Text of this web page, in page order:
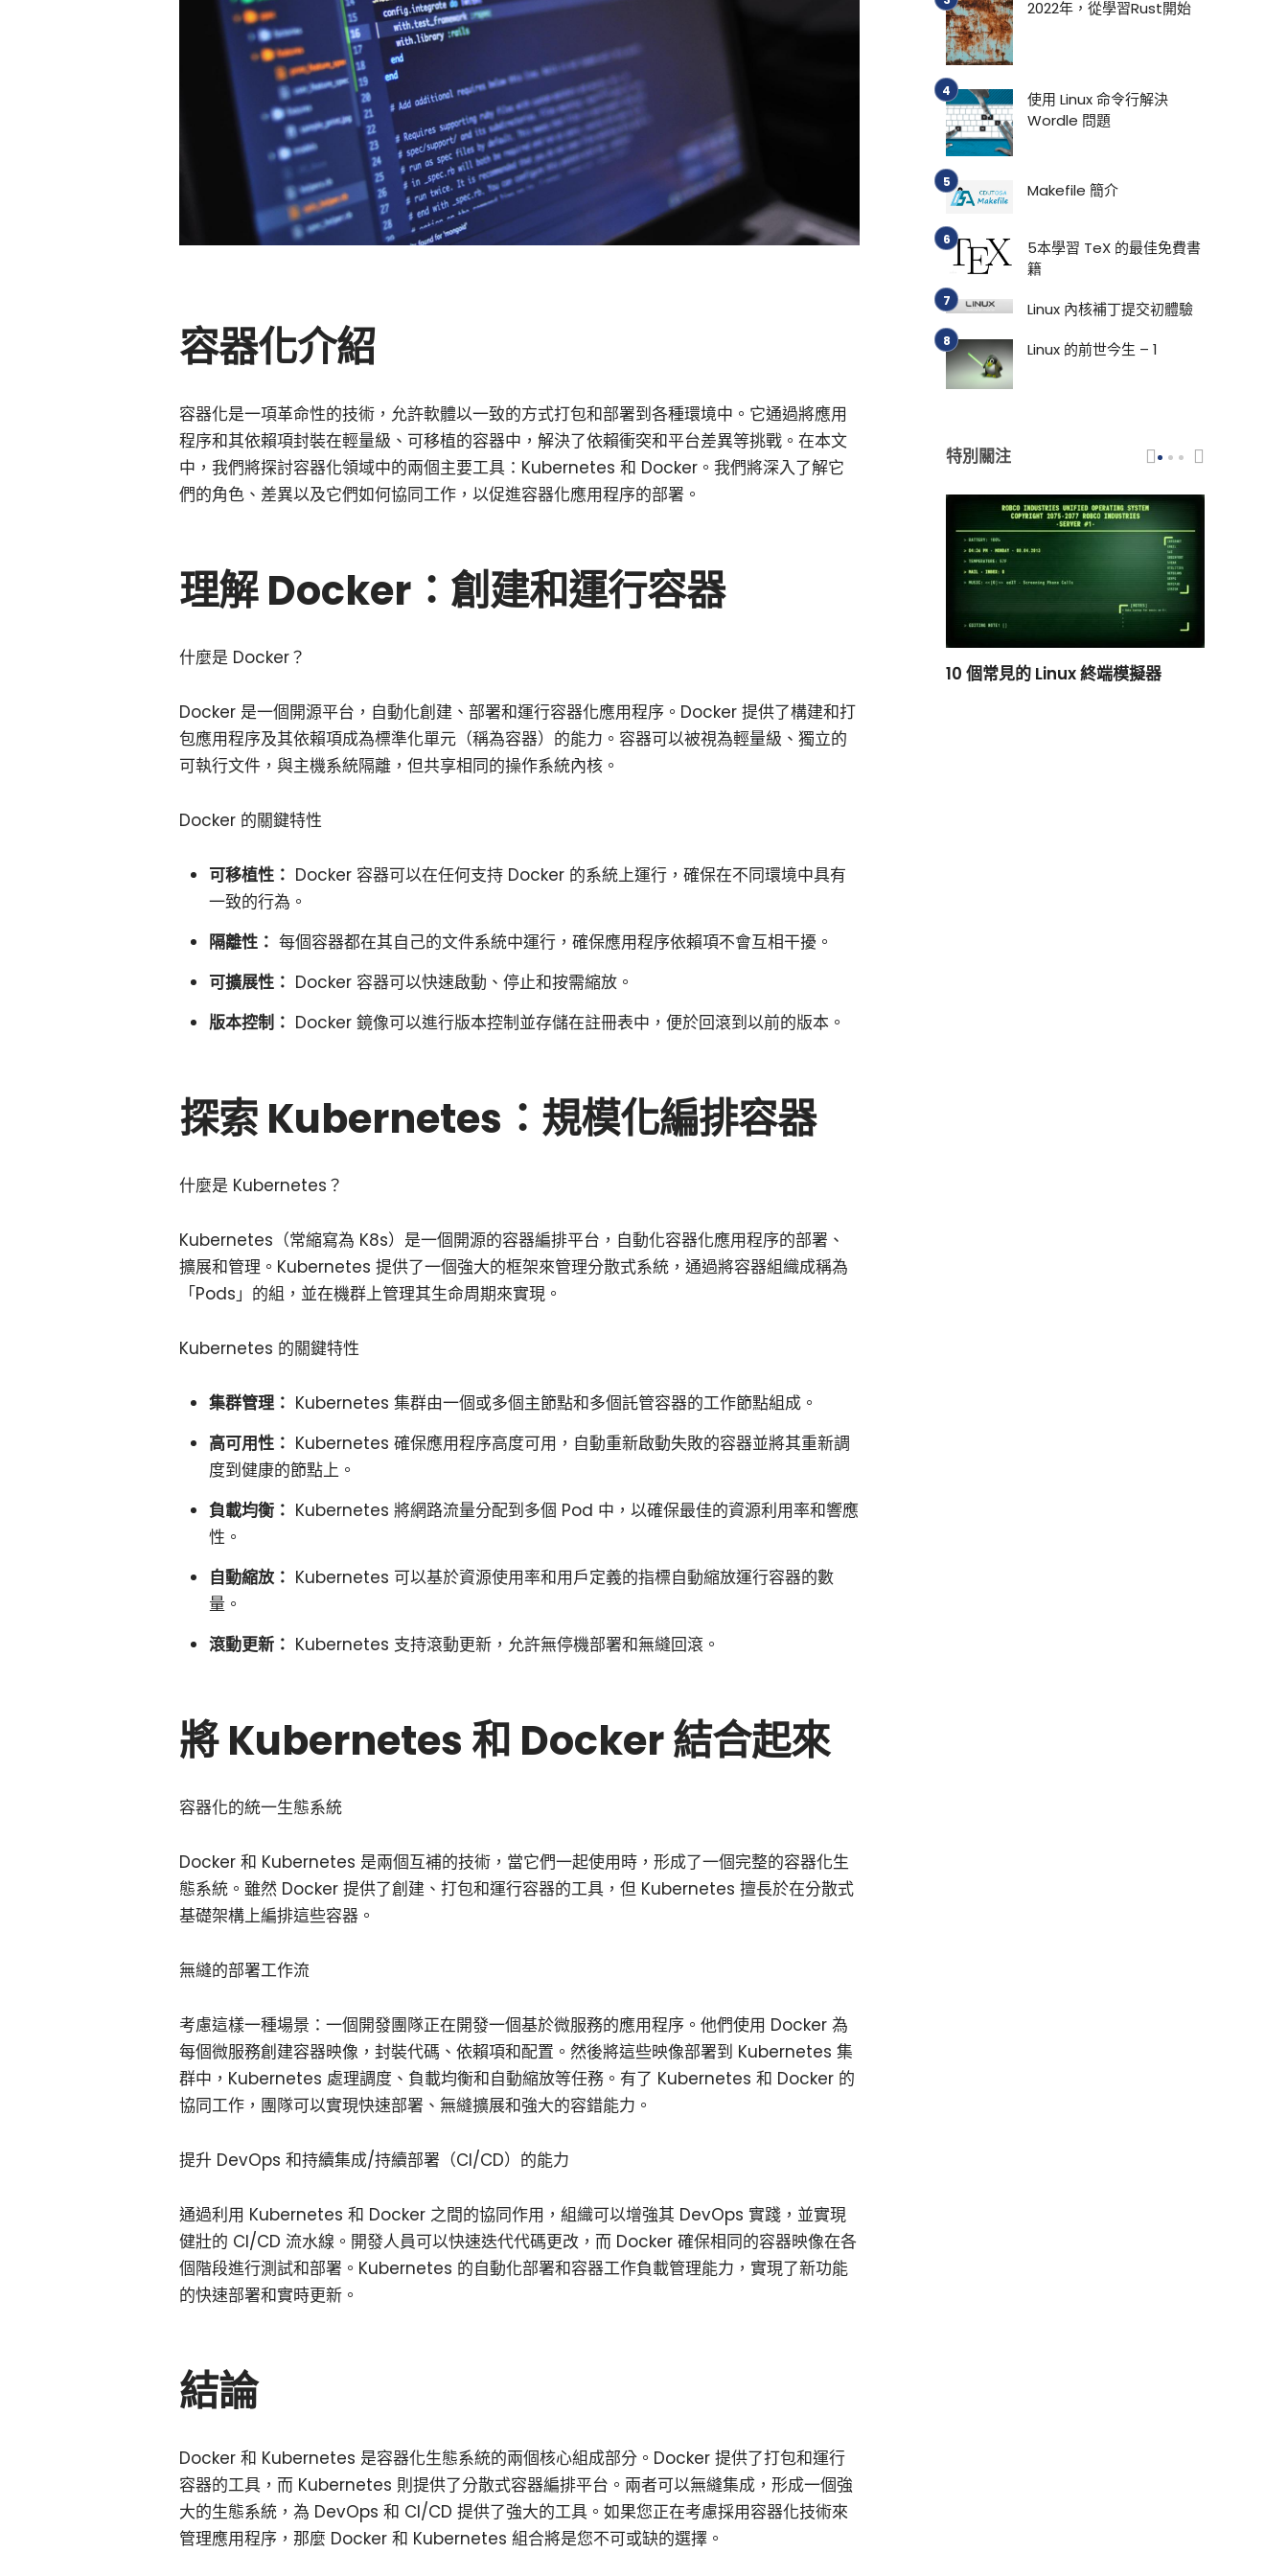
容器化介紹
容器化是一項革命性的技術，允許軟體以一致的方式打包和部署到各種環境中。它通過將應用
程序和其依賴項封裝在輕量級、可移植的容器中，解決了依賴衝突和平台差異等挑戰。在本文
中，我們將探討容器化領域中的兩個主要工具：Kubernetes 和 Docker。我們將深入了解它
們的角色、差異以及它們如何協同工作，以促進容器化應用程序的部署。
理解 Docker：創建和運行容器
什麼是 Docker？
Docker 是一個開源平台，自動化創建、部署和運行容器化應用程序。Docker 提供了構建和打
包應用程序及其依賴項成為標準化單元（稱為容器）的能力。容器可以被視為輕量級、獨立的
可執行文件，與主機系統隔離，但共享相同的操作系統內核。
Docker 的關鍵特性
可移植性： Docker 容器可以在任何支持 Docker 的系統上運行，確保在不同環境中具有
一致的行為。
隔離性： 每個容器都在其自己的文件系統中運行，確保應用程序依賴項不會互相干擾。
可擴展性： Docker 容器可以快速啟動、停止和按需縮放。
版本控制： Docker 鏡像可以進行版本控制並存儲在註冊表中，便於回滾到以前的版本。
探索 Kubernetes：規模化編排容器
什麼是 Kubernetes？
Kubernetes（常縮寫為 K8s）是一個開源的容器編排平台，自動化容器化應用程序的部署、
擴展和管理。Kubernetes 提供了一個強大的框架來管理分散式系統，通過將容器組織成稱為
「Pods」的組，並在機群上管理其生命周期來實現。
Kubernetes 的關鍵特性
集群管理： Kubernetes 集群由一個或多個主節點和多個託管容器的工作節點組成。
高可用性： Kubernetes 確保應用程序高度可用，自動重新啟動失敗的容器並將其重新調
度到健康的節點上。
負載均衡： Kubernetes 將網路流量分配到多個 Pod 中，以確保最佳的資源利用率和響應
性。
自動縮放： Kubernetes 可以基於資源使用率和用戶定義的指標自動縮放運行容器的數
量。
滾動更新： Kubernetes 支持滾動更新，允許無停機部署和無縫回滾。
將 Kubernetes 和 Docker 結合起來
容器化的統一生態系統
Docker 和 Kubernetes 是兩個互補的技術，當它們一起使用時，形成了一個完整的容器化生
態系統。雖然 Docker 提供了創建、打包和運行容器的工具，但 Kubernetes 擅長於在分散式
基礎架構上編排這些容器。
無縫的部署工作流
考慮這樣一種場景：一個開發團隊正在開發一個基於微服務的應用程序。他們使用 Docker 為
每個微服務創建容器映像，封裝代碼、依賴項和配置。然後將這些映像部署到 Kubernetes 集
群中，Kubernetes 處理調度、負載均衡和自動縮放等任務。有了 Kubernetes 和 Docker 的
協同工作，團隊可以實現快速部署、無縫擴展和強大的容錯能力。
提升 DevOps 和持續集成/持續部署（CI/CD）的能力
通過利用 Kubernetes 和 Docker 之間的協同作用，組織可以增強其 DevOps 實踐，並實現
健壯的 CI/CD 流水線。開發人員可以快速迭代代碼更改，而 Docker 確保相同的容器映像在各
個階段進行測試和部署。Kubernetes 的自動化部署和容器工作負載管理能力，實現了新功能
的快速部署和實時更新。
結論
Docker 和 Kubernetes 是容器化生態系統的兩個核心組成部分。Docker 提供了打包和運行
容器的工具，而 Kubernetes 則提供了分散式容器編排平台。兩者可以無縫集成，形成一個強
大的生態系統，為 DevOps 和 CI/CD 提供了強大的工具。如果您正在考慮採用容器化技術來
管理應用程序，那麼 Docker 和 Kubernetes 組合將是您不可或缺的選擇。
2022年，從學習Rust開始
使用 Linux 命令行解決
Wordle 問題
Makefile 簡介
5本學習 TeX 的最佳免費書
籍
Linux 內核補丁提交初體驗
Linux 的前世今生 – 1
特別關注
過渡到 ISRG Root
升級，更名為 Seata
10 個常見的 Linux 終端模擬器